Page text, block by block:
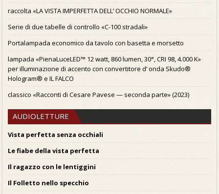
raccolta «LA VISTA IMPERFETTA DELL’ OCCHIO NORMALE»
Serie di due tabelle di controllo «C-100 stradali»
Portalampada economico da tavolo con basetta e morsetto
lampada «PienaLuceLED™ 12 watt, 860 lumen, 30°, CRI 98, 4.000 K»
per illuminazione di accento con convertitore d’ onda Skudo®
Hologram® e IL FALCO
classico «Racconti di Cesare Pavese — seconda parte» (2023)
AUDIOLETTURE
Vista perfetta senza occhiali
Le fiabe della vista perfetta
Il ragazzo con le lentiggini
Il Folletto nello specchio